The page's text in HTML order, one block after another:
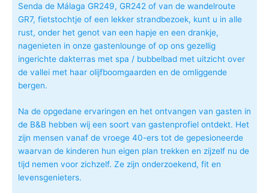
Senda de Málaga GR249, GR242 of van de wandelroute
GR7, fietstochtje of een lekker strandbezoek, kunt u in alle
rust, onder het genot van een hapje en een drankje,
nagenieten in onze gastenlounge of op ons gezellig
ingerichte dakterras met spa / bubbelbad met uitzicht over
de vallei met haar olijfboomgaarden en de omliggende
bergen.
Na de opgedane ervaringen en het ontvangen van gasten in
de B&B hebben wij een soort van gastenprofiel ontdekt. Het
zijn mensen vanaf de vroege 40-ers tot de gepesioneerde
waarvan de kinderen hun eigen plan trekken en zijzelf nu de
tijd nemen voor zichzelf. Ze zijn onderzoekend, fit en
levensgenieters.